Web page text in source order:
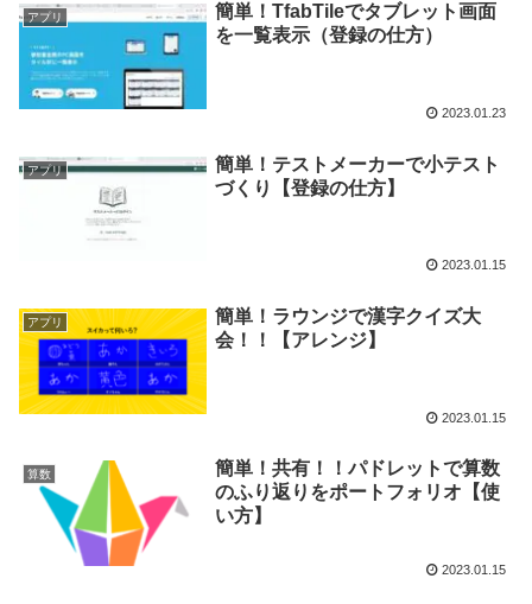
アプリ
簡単！TfabTileでタブレット画面
を一覧表示（登録の仕方）
2023.01.23
アプリ
簡単！テストメーカーで小テスト
づくり【登録の仕方】
2023.01.15
アプリ
簡単！ラウンジで漢字クイズ大
会！！【アレンジ】
2023.01.15
算数
簡単！共有！！パドレットで算数
のふり返りをポートフォリオ【使
い方】
2023.01.15